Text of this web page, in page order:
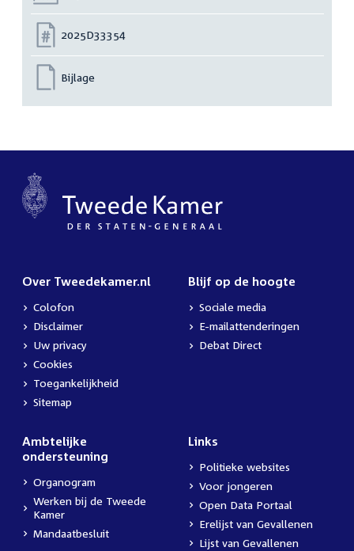
Nummer:
2025D33354
Bijlage
Over Tweedekamer.nl
Colofon
Disclaimer
Uw privacy
Cookies
Toegankelijkheid
Sitemap
Blijf op de hoogte
Sociale media
E-mailattenderingen
Debat Direct
Ambtelijke
ondersteuning
Organogram
Werken bij de Tweede
Kamer
Mandaatbesluit
Links
Politieke websites
Voor jongeren
Open Data Portaal
Erelijst van Gevallenen
Lijst van Gevallenen